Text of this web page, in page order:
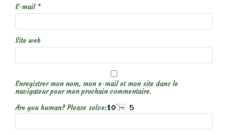
E-mail *
Site web
Enregistrer mon nom, mon e-mail et mon site dans le
navigateur pour mon prochain commentaire.
Are you human? Please solve: